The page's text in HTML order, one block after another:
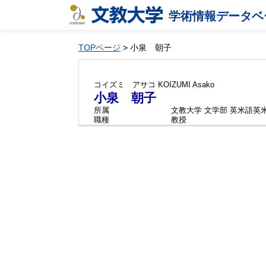
学術情報データベ
TOPページ > 小泉 朝子
コイズミ アサコ KOIZUMI Asako
小泉 朝子
所属
文教大学 文学部 英米語英
職種
教授